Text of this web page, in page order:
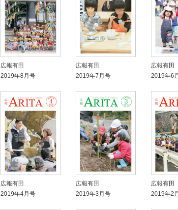
広報有田
2019年8月号
広報有田
2019年7月号
広報有田
2019年6
広報有田
2019年4月号
広報有田
2019年3月号
広報有田
2019年2